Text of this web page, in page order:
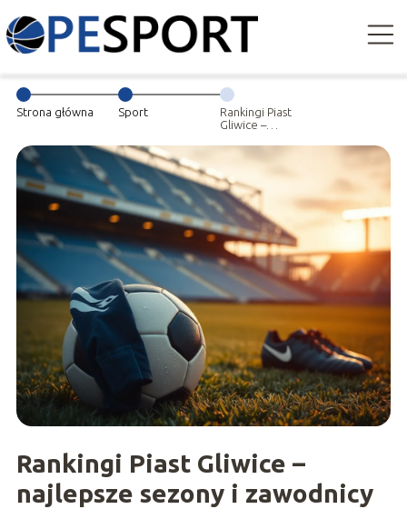
Strona główna Sport
Rankingi Piast
Gliwice –
zawodnicy
Rankingi Piast Gliwice –
najlepsze sezony i zawodnicy